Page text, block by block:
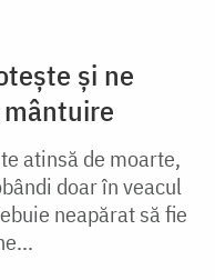
și ne
atinsă de moarte,
doar în veacul
neapărat să fie